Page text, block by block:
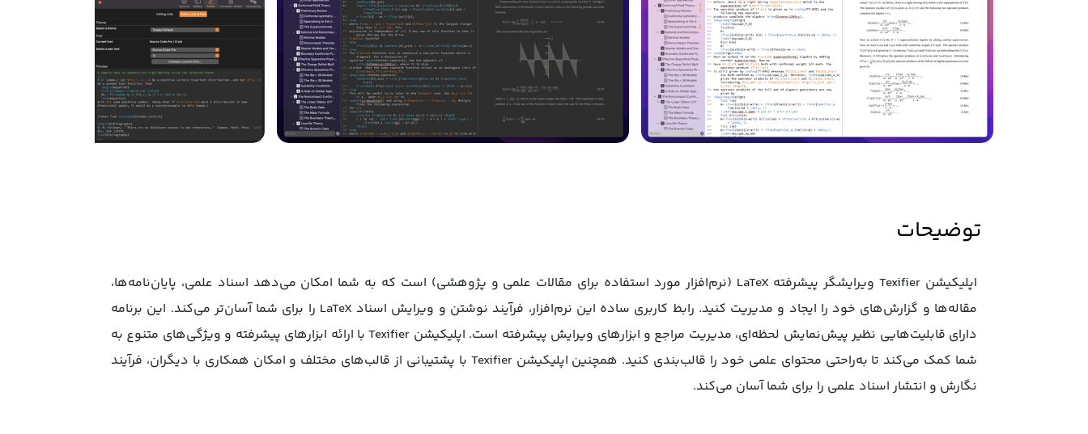
توضیحات
اپلیکیشن Texifier ویرایشگر پیشرفته LaTeX (نرم‌افزار مورد استفاده برای مقالات علمی و پژوهشی) است که به شما امکان می‌دهد اسناد علمی، پایان‌نامه‌ها،
مقاله‌ها و گزارش‌های خود را ایجاد و مدیریت کنید. رابط کاربری ساده این نرم‌افزار، فرآیند نوشتن و ویرایش اسناد LaTeX را برای شما آسان‌تر می‌کند. این برنامه
دارای قابلیت‌هایی نظیر پیش‌نمایش لحظه‌ای، مدیریت مراجع و ابزارهای ویرایش پیشرفته است. اپلیکیشن Texifier با ارائه ابزارهای پیشرفته و ویژگی‌های متنوع به
شما کمک می‌کند تا به‌راحتی محتوای علمی خود را قالب‌بندی کنید. همچنین اپلیکیشن Texifier با پشتیبانی از قالب‌های مختلف و امکان همکاری با دیگران، فرآیند
نگارش و انتشار اسناد علمی را برای شما آسان می‌کند.